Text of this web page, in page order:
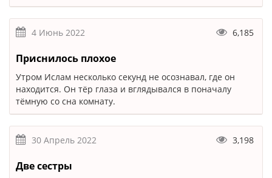
4 Июнь 2022 6,185
Приснилось плохое
Утром Ислам несколько секунд не осознавал, где он
находится. Он тёр глаза и вглядывался в поначалу
тёмную со сна комнату.
30 Апрель 2022 3,198
Две сестры